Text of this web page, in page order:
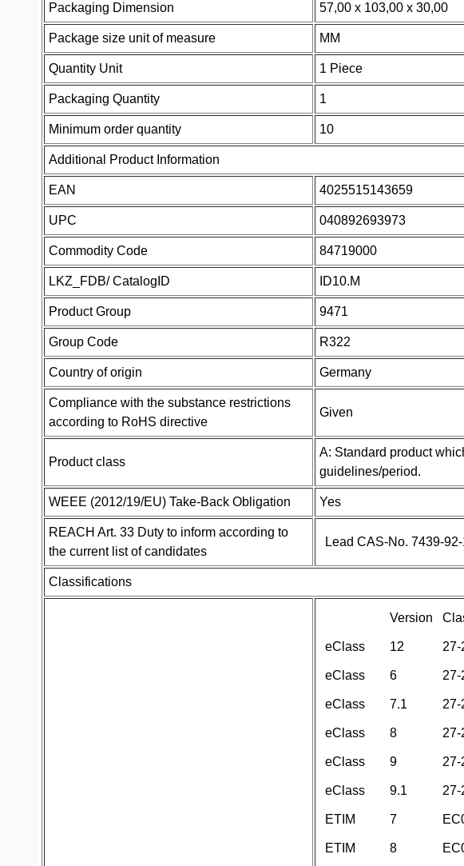
Packaging Dimension 57,00 x 103,00 x 30,00
Package size unit of measure MM
Quantity Unit 1 Piece
Packaging Quantity 1
Minimum order quantity 10
Additional Product Information
EAN 4025515143659
UPC 040892693973
Commodity Code 84719000
LKZ_FDB/ CatalogID ID10.M
Product Group 9471
Group Code R322
Country of origin Germany
Compliance with the substance restrictions
according to RoHS directive
Given
Product class
A: Standard product
guidelines/period.
WEEE (2012/19/EU) Take-Back Obligation Yes
REACH Art. 33 Duty to inform according to
the current list of candidates
Lead CAS-No. 7439-
Classifications
Version
eClass 12 27-
eClass 6 27-
eClass 7.1 27-
eClass 8 27-
eClass 9 27-
eClass 9.1 27-
ETIM 7
ETIM 8